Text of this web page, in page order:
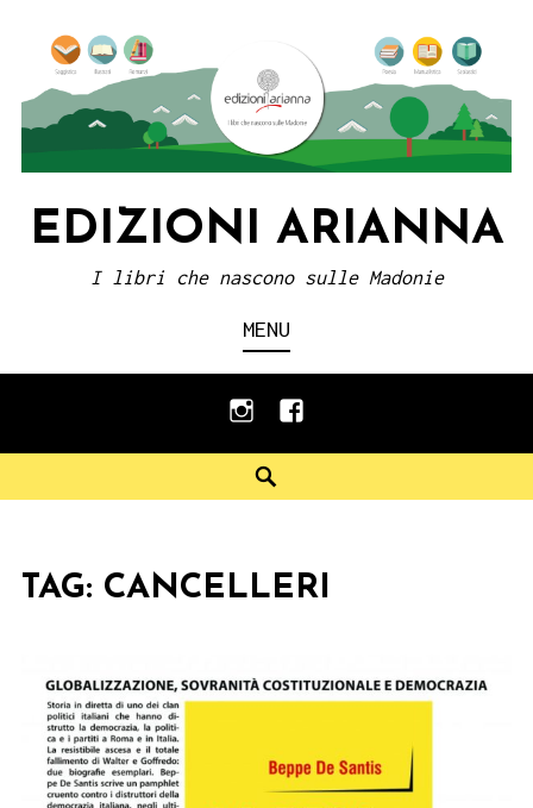
content
EDIZIONI ARIANNA
I libri che nascono sulle Madonie
MENU
instagramfacebook
TAG: CANCELLERI